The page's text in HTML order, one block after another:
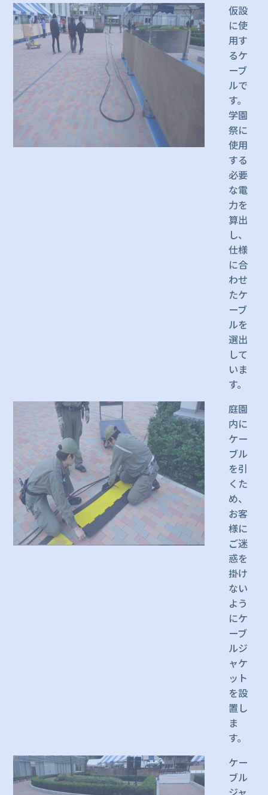
仮設
に使
用す
るケ
ーブ
ルで
す。
学園
祭に
使用
する
必要
な電
力を
算出
し、
仕様
に合
わせ
たケ
ーブ
ルを
選出
して
いま
す。
庭園
内に
ケー
ブル
を引
くた
め、
お客
様に
ご迷
惑を
掛け
ない
よう
にケ
ーブ
ルジ
ャケ
ット
を設
置し
ま
す。
ケー
ブル